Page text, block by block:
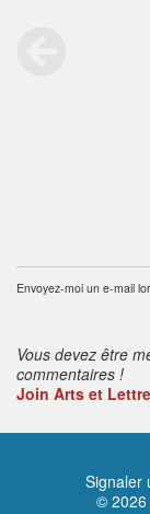
Envoyez-moi un e-mail
Vous devez être
commentaires !
Join Arts et
Signaler
©